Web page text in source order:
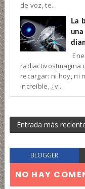
de voz, te...
La
radiactivosImagina
recargar: ni hoy, ni
increíble, ¿v...
Entrada más
BLOGGER
NO HAY